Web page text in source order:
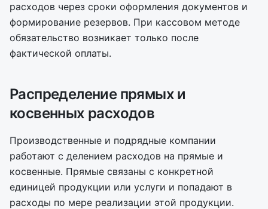
расходов через сроки оформления документов и
формирование резервов. При кассовом методе
обязательство возникает только после
фактической оплаты.
Распределение прямых и
косвенных расходов
Производственные и подрядные компании
работают с делением расходов на прямые и
косвенные. Прямые связаны с конкретной
единицей продукции или услуги и попадают в
расходы по мере реализации этой продукции.